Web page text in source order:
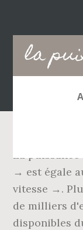
la
Main
La puissance
→ est égale
vitesse →.
de milliers
disponibles